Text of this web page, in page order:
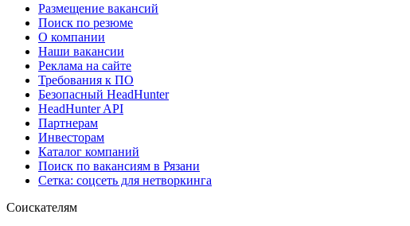
Размещение вакансий
Поиск по резюме
О компании
Наши вакансии
Реклама на сайте
Требования к ПО
Безопасный HeadHunter
HeadHunter API
Партнерам
Инвесторам
Каталог компаний
Поиск по вакансиям в Рязани
Сетка: соцсеть для нетворкинга
Соискателям